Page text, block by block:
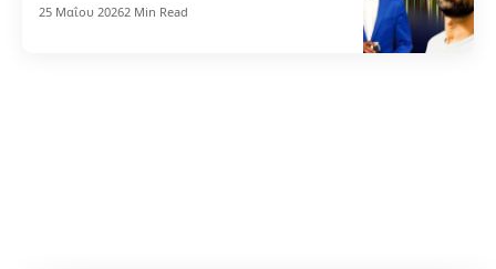
25 Μαΐου 20262 Min Read